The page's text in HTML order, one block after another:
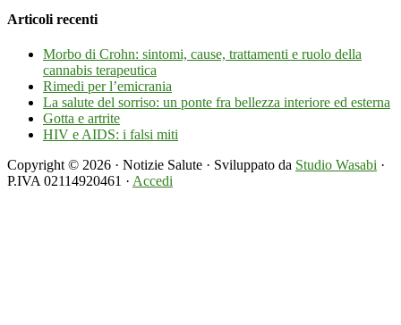
Articoli recenti
Morbo di Crohn: sintomi, cause, trattamenti e ruolo della
cannabis terapeutica
Rimedi per l’emicrania
La salute del sorriso: un ponte fra bellezza interiore ed esterna
Gotta e artrite
HIV e AIDS: i falsi miti
Copyright © 2026 · Notizie Salute · Sviluppato da Studio Wasabi ·
P.IVA 02114920461 · Accedi